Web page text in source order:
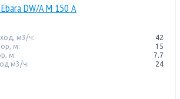
DW/A M 150 A
м3/ч:
42
м:
15
м:
7.7
м3/ч:
24